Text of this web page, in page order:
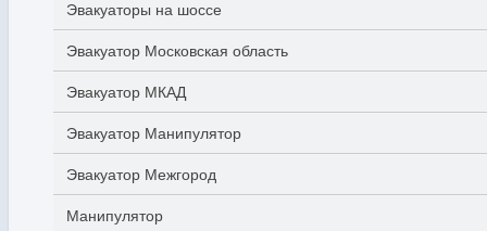
Эвакуаторы на шоссе
Эвакуатор Московская область
Эвакуатор МКАД
Эвакуатор Манипулятор
Эвакуатор Межгород
Манипулятор